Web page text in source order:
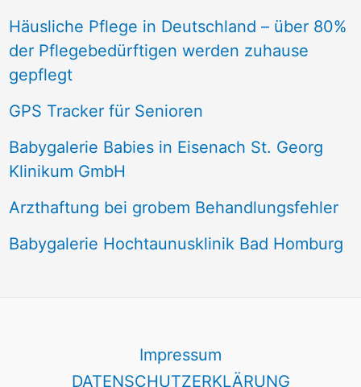
Häusliche Pflege in Deutschland – über 80%
der Pflegebedürftigen werden zuhause
gepflegt
GPS Tracker für Senioren
Babygalerie Babies in Eisenach St. Georg
Klinikum GmbH
Arzthaftung bei grobem Behandlungsfehler
Babygalerie Hochtaunusklinik Bad Homburg
Impressum
DATENSCHUTZERKLÄRUNG